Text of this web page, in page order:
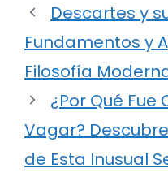
Descartes y
Fundamentos y
Filosofía
¿Por Qué
Vagar?
de Esta Inusual